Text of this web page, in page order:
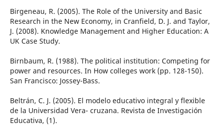
Birgeneau, R. (2005). The Role of the University and Basic
Research in the New Economy, in Cranfield, D. J. and Taylor,
J. (2008). Knowledge Management and Higher Education: A
UK Case Study.
Birnbaum, R. (1988). The political institution: Competing for
power and resources. In How colleges work (pp. 128-150).
San Francisco: Jossey-Bass.
Beltrán, C. J. (2005). El modelo educativo integral y flexible
de la Universidad Vera- cruzana. Revista de Investigación
Educativa, (1).